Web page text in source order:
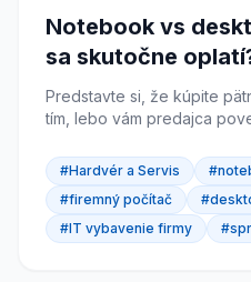
Notebook vs
sa skutočne
Predstavte si, že kúpite
tím, lebo vám predajca
#Hardvér a Servis
#firemný počítač
#IT vybavenie firmy